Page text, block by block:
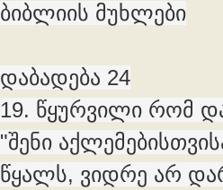
ბიბლიის მუხლები
დაბადება 24
19. წყურვილი რომ
"შენი
წყალს, ვიდრე არ